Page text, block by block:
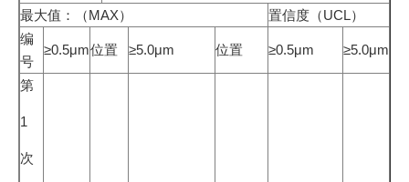
最大值：（MAX）
置信度（UCL）
编
号
≥0.5μm位置 ≥5.0μm 位置 ≥0.5μm ≥5.0μm
第
1
次